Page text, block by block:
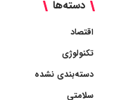
دسته‌ها
اقتصاد
تکنولوژی
دسته‌بندی نشده
سلامتی